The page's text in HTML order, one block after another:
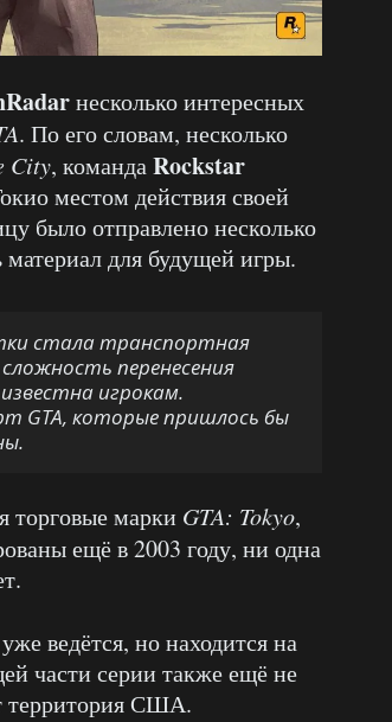
несколько интересных
. По его словам, несколько
City, командаRockstar
местом действия своей
было отправлено несколько
для будущей игры.
стала транспортная
перенесения
игрокам.
GTA, которые пришлось бы
торговые марки GTA: Tokyo,
ещё в 2003 году, ни одна
ведётся, но находится на
части серии также ещё не
территория США.